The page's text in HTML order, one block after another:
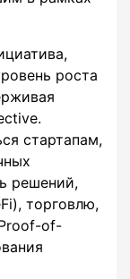
роста
стартапам,
решений,
торговлю,
of-